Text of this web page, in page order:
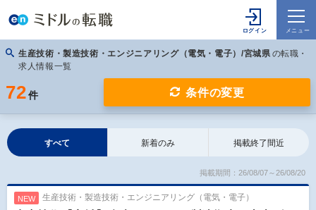
生産技術・製造技術・エンジニアリング（電気・電子）/宮城県 の転職・
求人情報一覧
72 件 条件の変更
すべて 新着のみ 掲載終了間近
掲載期間：26/08/07～26/08/20
NEW 生産技術・製造技術・エンジニアリング（電気・電子）